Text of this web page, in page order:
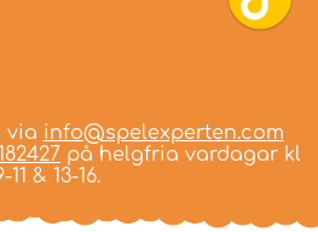
via info@spelexperten.com
på helgfria vardagar kl
11 & 13-16.